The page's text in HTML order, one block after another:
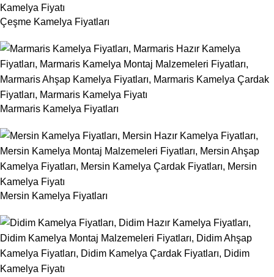
Çeşme Kamelya Fiyatları
Marmaris Kamelya Fiyatları
Mersin Kamelya Fiyatları